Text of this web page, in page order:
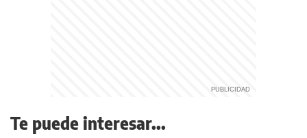
Te puede interesar...